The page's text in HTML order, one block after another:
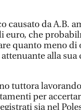
causato da A.B.
euro, che
quanto meno di
alla sua
tuttora
per
sia nel